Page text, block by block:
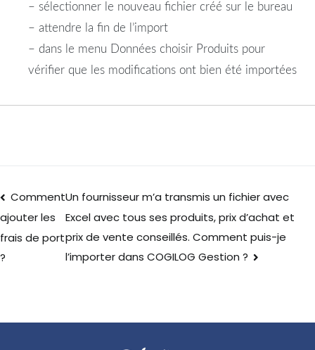
– sélectionner le nouveau fichier créé sur le bureau
– attendre la fin de l’import
– dans le menu Données choisir Produits pour
vérifier que les modifications ont bien été importées
Comment
ajouter les
frais de port
?
Un fournisseur m’a transmis un fichier avec
Excel avec tous ses produits, prix d’achat et
prix de vente conseillés. Comment puis-je
l’importer dans COGILOG Gestion ?